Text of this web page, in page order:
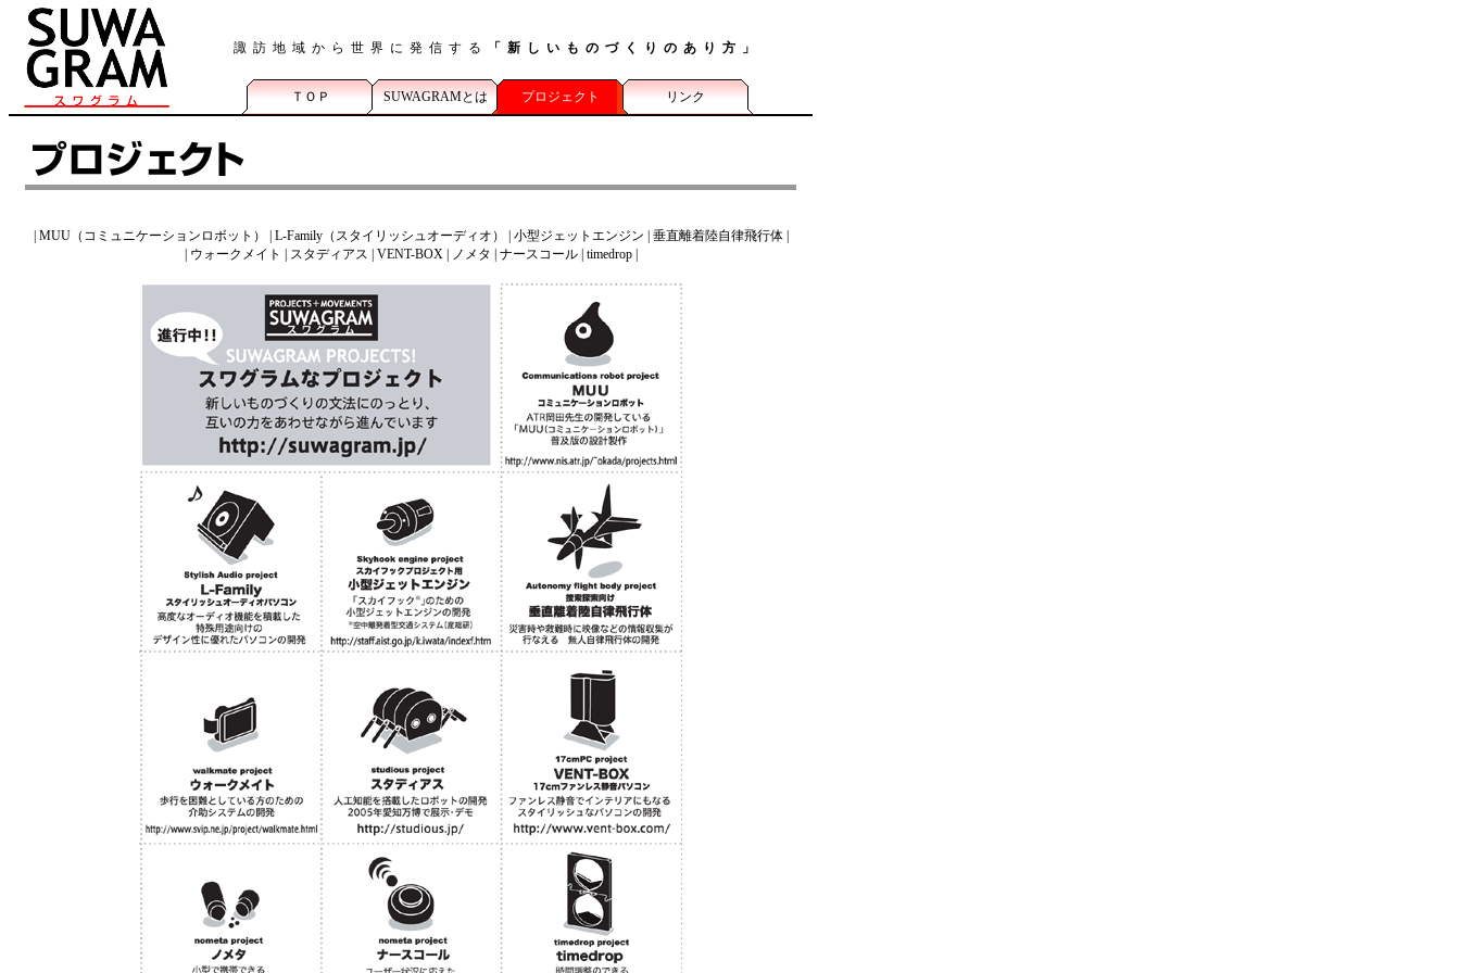
諏訪地域から世界に発信する 「新しいものづくりのあり方」
ＴＯＰ SUWAGRAMとは プロジェクト リンク
MUU（コミュニケーションロボット） L-Family（スタイリッシュオーディオ） 小型ジェットエンジン 垂直離着陸自律飛行体|
ウォークメイト スタディアス VENT-BOX| ノメタ ナースコール| timedrop|